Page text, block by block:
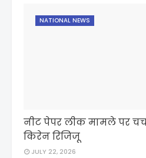
NATIONAL NEWS
नीट पेपर लीक मामले पर
किरेन रिजिजू
JULY 22, 2026